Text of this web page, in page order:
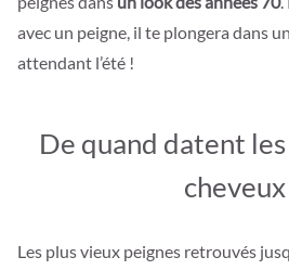
avec un peigne, il te plongera dans
attendant l’été !
De quand datent
cheveux
Les plus vieux peignes retrouvés